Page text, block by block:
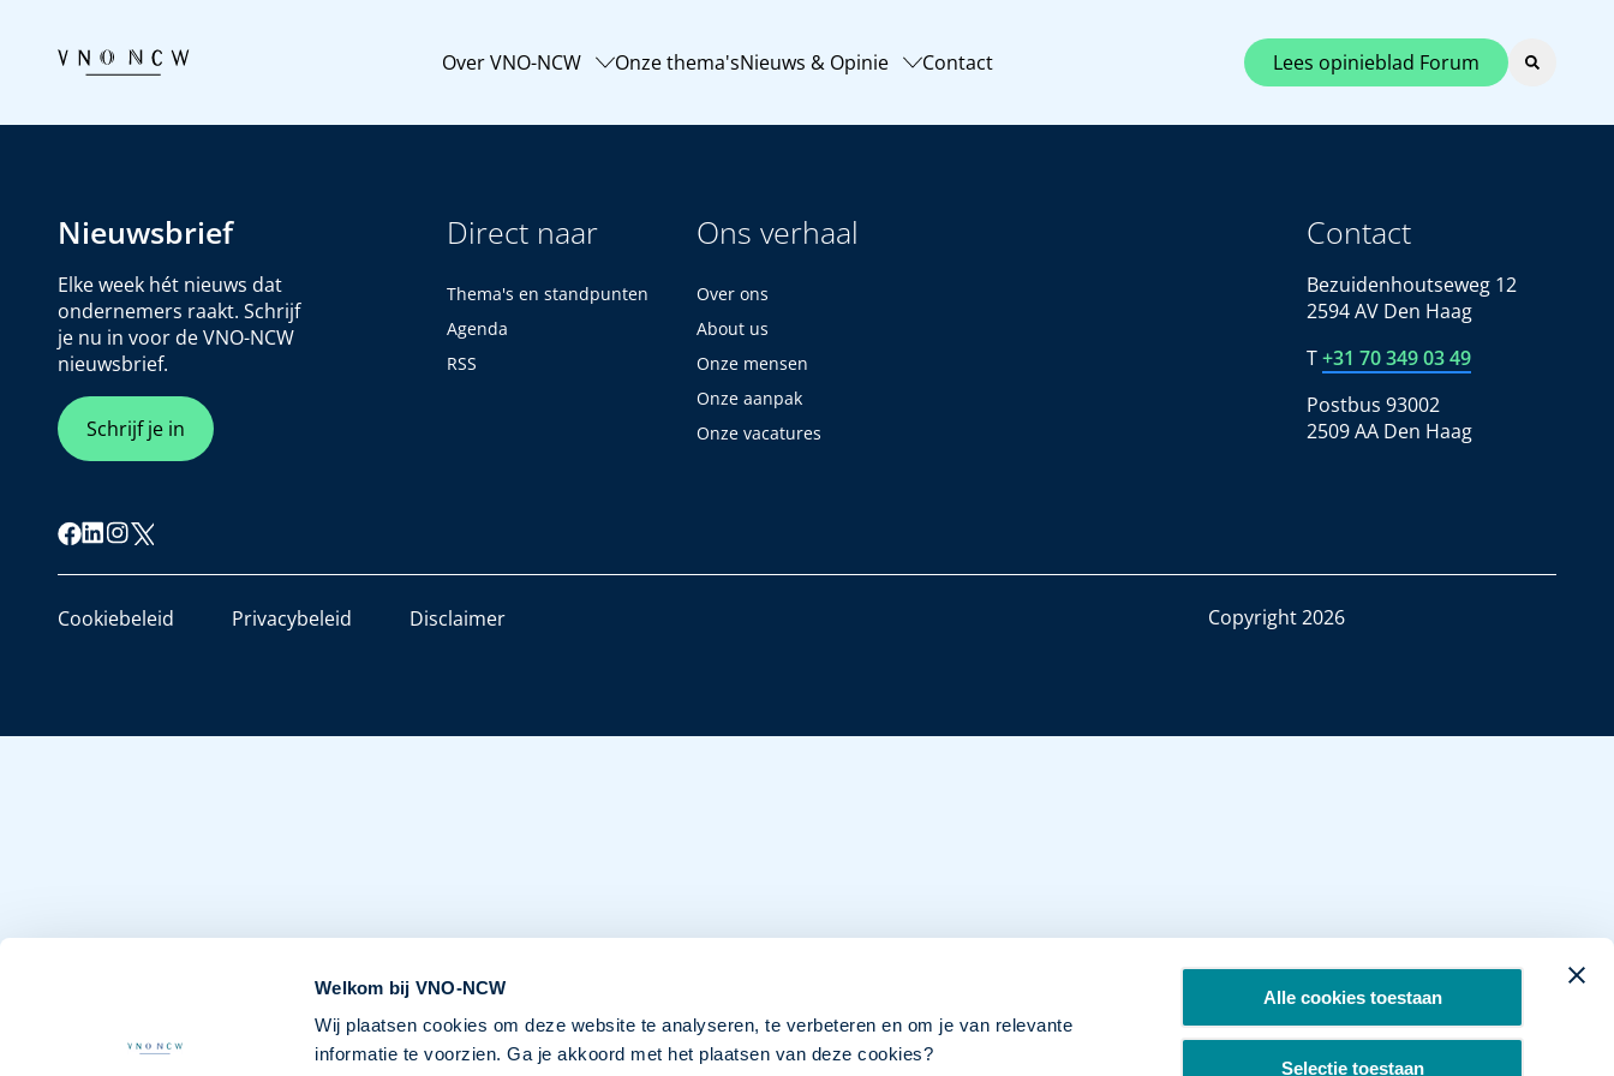
Welkom bij VNO-NCW
Wij plaatsen cookies om deze website te analyseren, te verbeteren en om je van relevante
informatie te voorzien. Ga je akkoord met het plaatsen van deze cookies?
Alle cookies toestaan
Selectie toestaan
Over VNO-NCW Onze thema'sNieuws & Opinie Contact Lees opinieblad Forum
Nieuwsbrief
Elke week hét nieuws dat
ondernemers raakt. Schrijf
je nu in voor de VNO-NCW
nieuwsbrief.
Schrijf je in
Direct naar
Thema's en standpunten
Agenda
RSS
Ons verhaal
Over ons
About us
Onze mensen
Onze aanpak
Onze vacatures
Contact
Bezuidenhoutseweg 12
2594 AV Den Haag
T+31 70 349 03 49
Postbus 93002
2509 AA Den Haag
Cookiebeleid Privacybeleid Disclaimer Copyright 2026